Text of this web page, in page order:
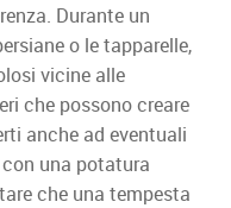
Durante un
o le tapparelle,
vicine alle
che possono creare
anche ad eventuali
una potatura
che una tempesta